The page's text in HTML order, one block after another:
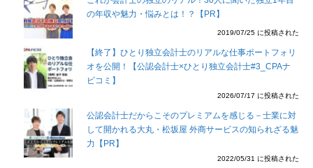
の年収や魅力・悩みとは！？【PR】
2019/07/25 に投稿された
【終了】ひとり独立会計士のリアルな仕事ポートフォリ
オを公開！【公認会計士×ひとり独立会計士#3_CPAナ
ビコミ】
2026/07/17 に投稿された
公認会計士だからこそのプレミアムを感じる－士業に対
して開かれる大丸・松坂屋 外商サービスの知られざる魅
力【PR】
2022/05/31 に投稿された